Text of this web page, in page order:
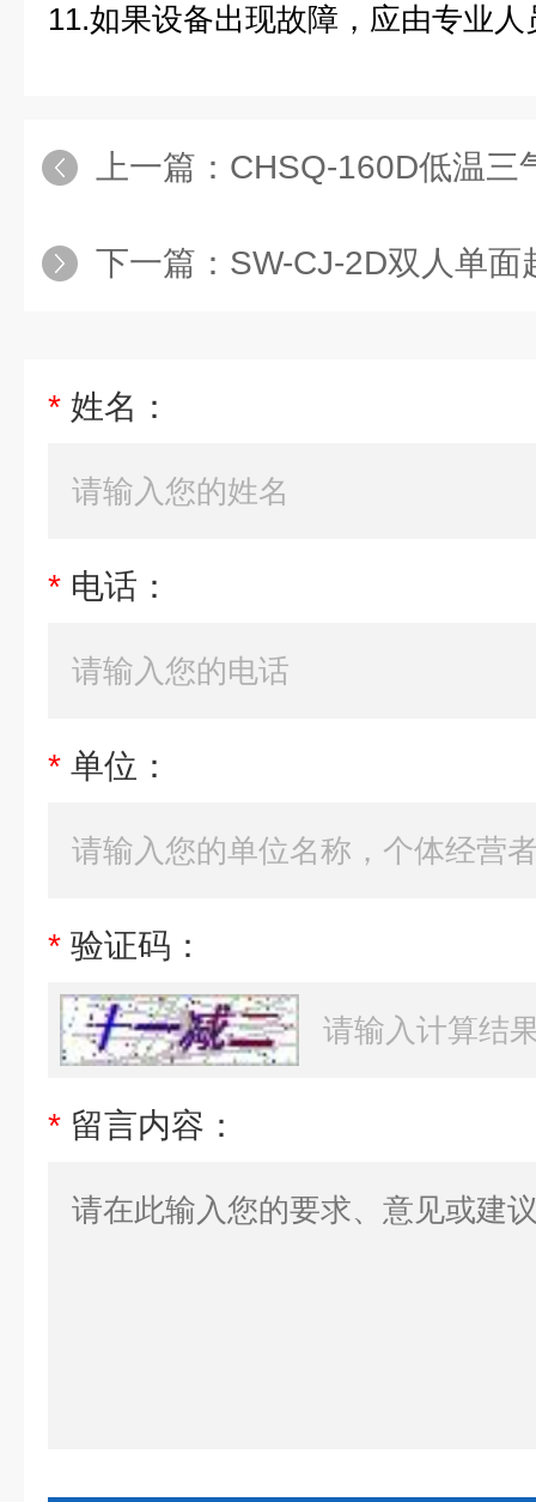
11.如果设备出现故障，应由专业
上一篇： CHSQ-160D低温三气
下一篇： SW-CJ-2D双人单面超净
* 姓名：
* 电话：
* 单位：
* 验证码：
* 留言内容：